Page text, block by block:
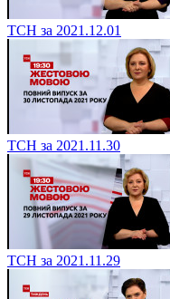
ТСН за 2021.12.01
ТСН за 2021.11.30
ТСН за 2021.11.29